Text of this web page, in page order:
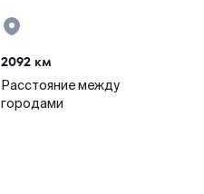
2092 км
Расстояние между
городами